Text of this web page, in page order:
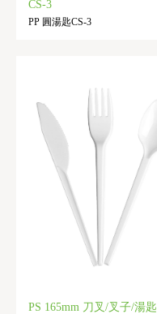
CS-3
PP 圓湯匙CS-3
PS 165mm 刀叉/叉子/湯匙